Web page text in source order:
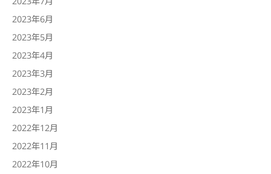
2023年6月
2023年5月
2023年4月
2023年3月
2023年2月
2023年1月
2022年12月
2022年11月
2022年10月